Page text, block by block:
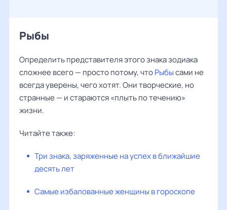
Рыбы
Определить представителя этого знака зодиака
сложнее всего — просто потому, чтоРыбысами не
всегда уверены, чего хотят. Они творческие, но
странные — и стараются «плыть по течению»
жизни.
Читайте также:
Три знака, заряженные на успех в ближайшие
десять лет
Самые избалованные женщины в гороскопе